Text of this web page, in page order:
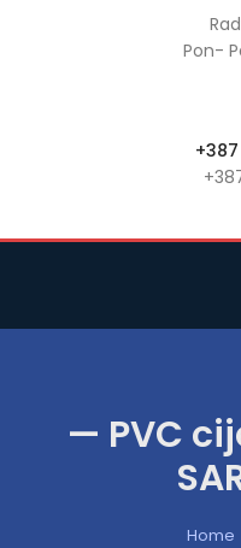
Pon-
— PVC
Home